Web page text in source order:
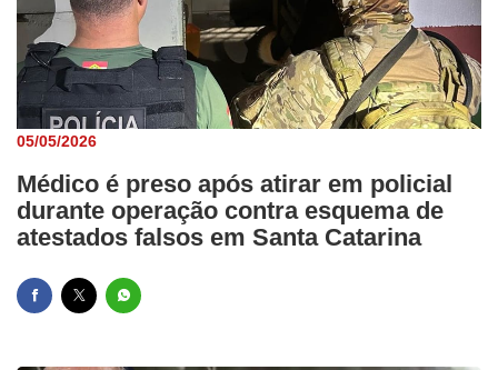
05/05/2026
Médico é preso após atirar em policial
durante operação contra esquema de
atestados falsos em Santa Catarina